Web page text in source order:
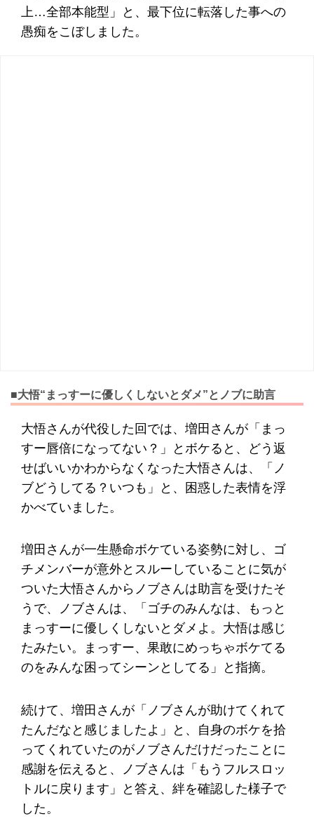
上…全部本能型」と、最下位に転落した事への
愚痴をこぼしました。
■大悟“まっすーに優しくしないとダメ”とノブに助言
大悟さんが代役した回では、増田さんが「まっ
すー唇倍になってない？」とボケると、どう返
せばいいかわからなくなった大悟さんは、「ノ
ブどうしてる？いつも」と、困惑した表情を浮
かべていました。
増田さんが一生懸命ボケている姿勢に対し、ゴ
チメンバーが意外とスルーしていることに気が
ついた大悟さんからノブさんは助言を受けたそ
うで、ノブさんは、「ゴチのみんなは、もっと
まっすーに優しくしないとダメよ。大悟は感じ
たみたい。まっすー、果敢にめっちゃボケてる
のをみんな困ってシーンとしてる」と指摘。
続けて、増田さんが「ノブさんが助けてくれて
たんだなと感じましたよ」と、自身のボケを拾
ってくれていたのがノブさんだけだったことに
感謝を伝えると、ノブさんは「もうフルスロッ
トルに戻ります」と答え、絆を確認した様子で
した。